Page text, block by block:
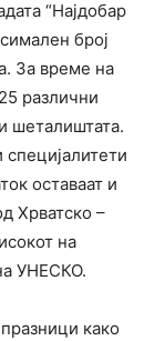
“Најдобар
број
За време на
различни
шеталиштата.
оставаат и
Хрватско –
на
УНЕСКО.
како